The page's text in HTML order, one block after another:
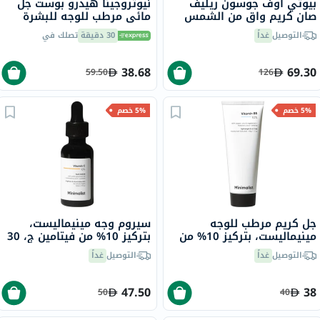
صان كريم واقٍ من الشمس
عضوي بلأرز والبروبيوتيك
التوصيلغداً
69.30
126
مائي مرطب للوجه للبشرة
العادية إلى المختلطة 50 مل
30 دقيقة تصلك في
38.68
59.50
5% خصم
جل كريم مرطب للوجه
مينيماليست، بتركيز 10% من
فيتامين ب 5، سعة 50 جرام
التوصيلغداً
38
40
5% خصم
سيروم وجه مينيماليست،
بتركيز 10% من فيتامين ج، 30
ملالتوصيلغداً
47.50
50